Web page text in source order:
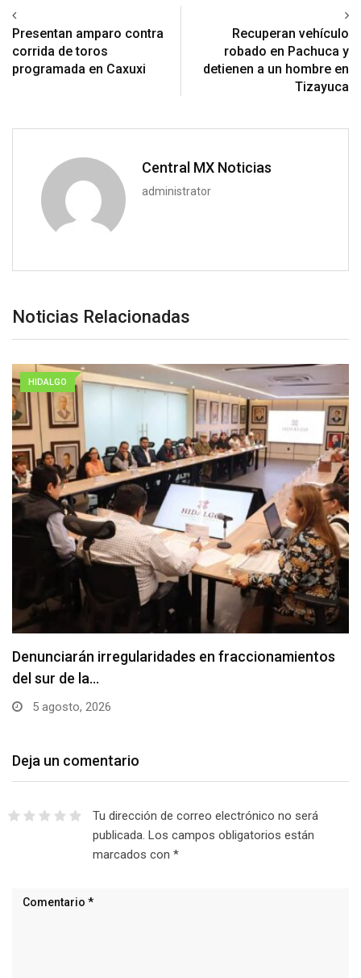
Presentan amparo contra
corrida de toros
programada en Caxuxi
Recuperan vehículo
robado en Pachuca y
detienen a un hombre en
Tizayuca
Central MX Noticias
administrator
Noticias Relacionadas
HIDALGO
Denunciarán irregularidades en fraccionamientos
del sur de la…
5 agosto, 2026
Deja un comentario
Tu dirección de correo electrónico no será
publicada. Los campos obligatorios están
marcados con *